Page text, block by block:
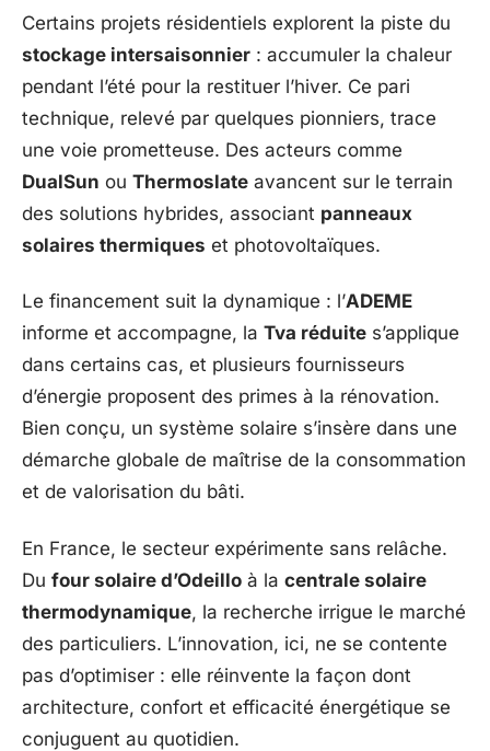
Certains projets résidentiels explorent la piste du
stockage intersaisonnier : accumuler la chaleur
pendant l’été pour la restituer l’hiver. Ce pari
technique, relevé par quelques pionniers, trace
une voie prometteuse. Des acteurs comme
DualSun ou Thermoslate avancent sur le terrain
des solutions hybrides, associant panneaux
solaires thermiques et photovoltaïques.
Le financement suit la dynamique : l’ADEME
informe et accompagne, la Tva réduite s’applique
dans certains cas, et plusieurs fournisseurs
d’énergie proposent des primes à la rénovation.
Bien conçu, un système solaire s’insère dans une
démarche globale de maîtrise de la consommation
et de valorisation du bâti.
En France, le secteur expérimente sans relâche.
Du four solaire d’Odeillo à la centrale solaire
thermodynamique, la recherche irrigue le marché
des particuliers. L’innovation, ici, ne se contente
pas d’optimiser : elle réinvente la façon dont
architecture, confort et efficacité énergétique se
conjuguent au quotidien.